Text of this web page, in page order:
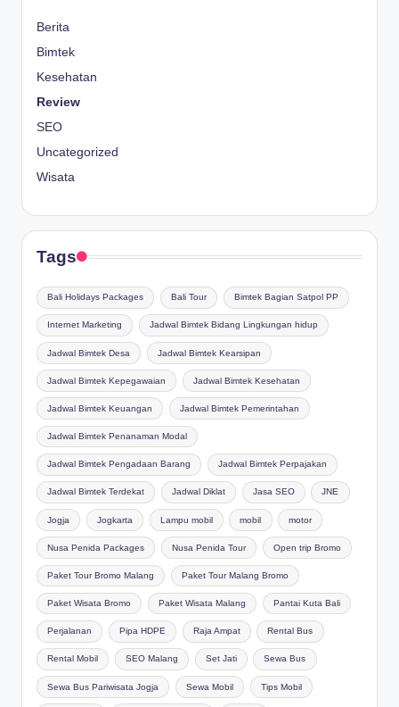
Berita
Bimtek
Kesehatan
Review
SEO
Uncategorized
Wisata
Tags
Bali Holidays Packages Bali Tour Bimtek Bagian Satpol PP
Internet Marketing Jadwal Bimtek Bidang Lingkungan hidup
Jadwal Bimtek Desa Jadwal Bimtek Kearsipan
Jadwal Bimtek Kepegawaian Jadwal Bimtek Kesehatan
Jadwal Bimtek Keuangan Jadwal Bimtek Pemerintahan
Jadwal Bimtek Penanaman Modal
Jadwal Bimtek Pengadaan Barang Jadwal Bimtek Perpajakan
Jadwal Bimtek Terdekat Jadwal Diklat Jasa SEO JNE
Jogja Jogkarta Lampu mobil mobil motor
Nusa Penida Packages Nusa Penida Tour Open trip Bromo
Paket Tour Bromo Malang Paket Tour Malang Bromo
Paket Wisata Bromo Paket Wisata Malang Pantai Kuta Bali
Perjalanan Pipa HDPE Raja Ampat Rental Bus
Rental Mobil SEO Malang Set Jati Sewa Bus
Sewa Bus Pariwisata Jogja Sewa Mobil Tips Mobil